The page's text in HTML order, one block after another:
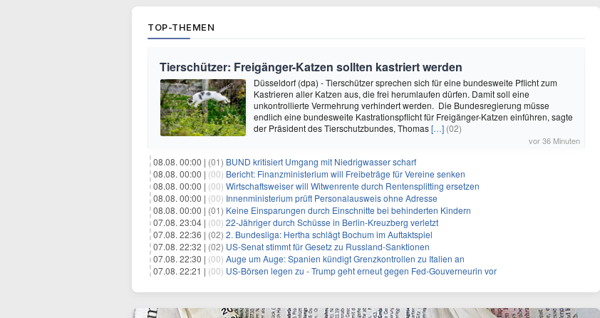
TOP-THEMEN
Tierschützer: Freigänger-Katzen sollten kastriert werden
Düsseldorf (dpa) - Tierschützer sprechen sich für eine bundesweite Pflicht zum
Kastrieren aller Katzen aus, die frei herumlaufen dürfen. Damit soll eine
unkontrollierte Vermehrung verhindert werden. Die Bundesregierung müsse
endlich eine bundesweite Kastrationspflicht für Freigänger-Katzen einführen, sagte
der Präsident des Tierschutzbundes, Thomas[…] (02)
vor 36 Minuten
08.08. 00:00 | (01) BUND kritisiert Umgang mit Niedrigwasser scharf
08.08. 00:00 | (00) Bericht: Finanzministerium will Freibeträge für Vereine senken
08.08. 00:00 | (00) Wirtschaftsweiser will Witwenrente durch Rentensplitting ersetzen
08.08. 00:00 | (00) Innenministerium prüft Personalausweis ohne Adresse
08.08. 00:00 | (01) Keine Einsparungen durch Einschnitte bei behinderten Kindern
07.08. 23:04 | (00) 22-Jähriger durch Schüsse in Berlin-Kreuzberg verletzt
07.08. 22:36 | (02) 2. Bundesliga: Hertha schlägt Bochum im Auftaktspiel
07.08. 22:32 | (02) US-Senat stimmt für Gesetz zu Russland-Sanktionen
07.08. 22:30 | (00) Auge um Auge: Spanien kündigt Grenzkontrollen zu Italien an
07.08. 22:21 | (00) US-Börsen legen zu - Trump geht erneut gegen Fed-Gouverneurin vor